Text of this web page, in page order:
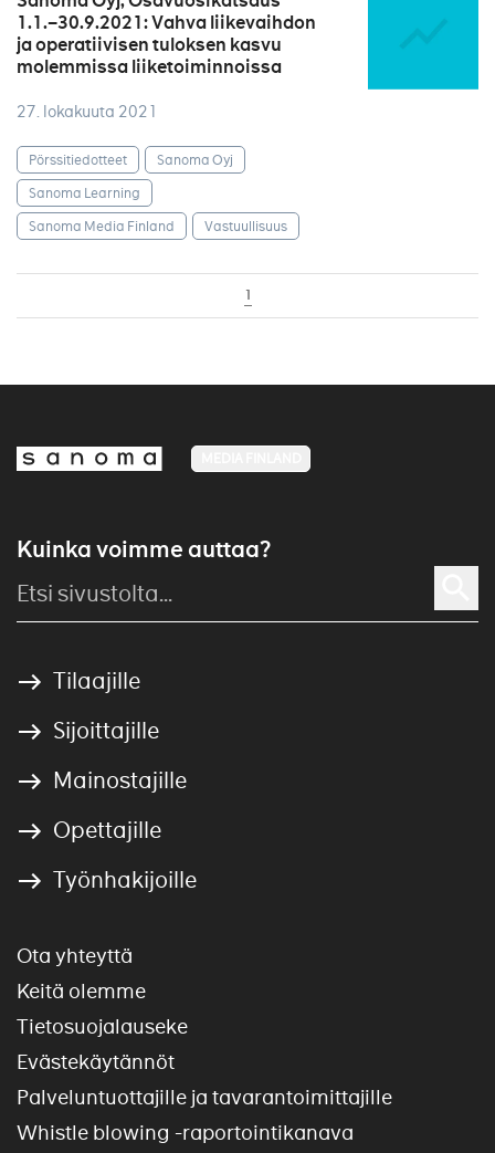
1.1.–30.9.2021: Vahva liikevaihdon
ja operatiivisen tuloksen kasvu
molemmissa liiketoiminnoissa
27. lokakuuta 2021
Pörssitiedotteet
Sanoma Oyj
Sanoma Learning
Sanoma Media Finland
Vastuullisuus
1
Kuinka voimme auttaa?
Tilaajille
Sijoittajille
Mainostajille
Opettajille
Työnhakijoille
Ota yhteyttä
Keitä olemme
Tietosuojalauseke
Evästekäytännöt
Palveluntuottajille ja tavarantoimittajille
Whistle blowing -raportointikanava